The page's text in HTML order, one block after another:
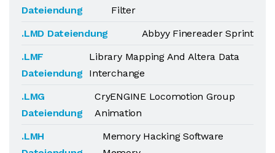
Dateiendung
Filter
.LMD Dateiendung
Abbyy Finereader Sprint
.LMF
Dateiendung
Library Mapping And Altera Data
Interchange
.LMG
Dateiendung
CryENGINE Locomotion Group
Animation
.LMH
Memory Hacking Software